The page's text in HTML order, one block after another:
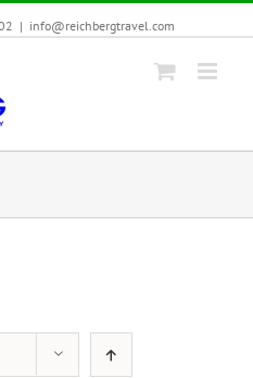
| info@reichbergtravel.com